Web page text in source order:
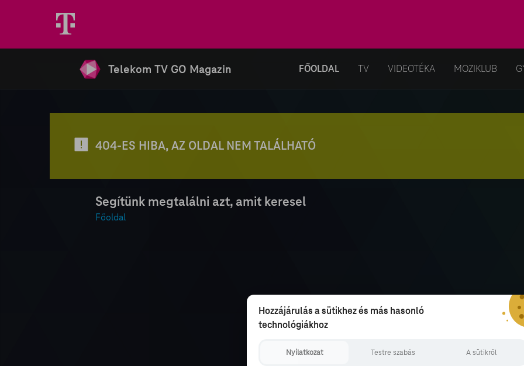
Telekom TV GO Magazin FŐOLDAL TV VIDEOTÉKA MOZIKLUB
404-ES HIBA, AZ OLDAL NEM TALÁLHATÓ
Segítünk megtalálni azt, amit keresel
Főoldal
Hozzájárulás a sütikhez és más hasonló
technológiákhoz
Nyilatkozat Testre szabás A sütikről